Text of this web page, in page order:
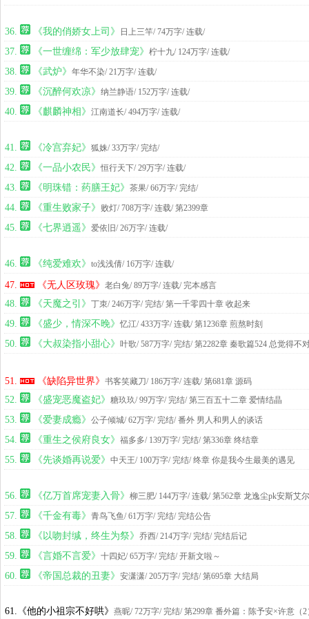
36. 《我的俏娇女上司》 日上三竿/ 74万字/ 连载/
37. 《一世缠绵：军少放肆宠》 柠十九/ 124万字/ 连载/
38. 《武炉》 年华不染/ 21万字/ 连载/
39. 《沉醉何欢凉》 纳兰静语/ 152万字/ 连载/
40. 《麒麟神相》 江南道长/ 494万字/ 连载/
41. 《冷宫弃妃》 狐姝/ 33万字/ 完结/
42. 《一品小农民》恒行天下/ 29万字/ 连载/
43. 《明珠错：药膳王妃》 茶果/ 66万字/ 完结/
44. 《重生败家子》 败灯/ 708万字/ 连载/ 第2399章
45. 《七界逍遥》 爱依旧/ 26万字/ 连载/
46. 《纯爱难欢》 to浅浅倩/ 16万字/ 连载/
47. 《无人区玫瑰》 老白兔/ 89万字/ 连载/ 完本感言
48. 《天魔之引》 丁朿/ 246万字/ 完结/ 第一千零四十章 收起来
49. 《盛少，情深不晚》忆江/ 433万字/ 连载/ 第1236章 煎熬时刻
50. 《大叔染指小甜心》 叶歌/ 587万字/ 完结/ 第2282章 秦歌篇524 总觉得不
51. 《缺陷异世界》 书客笑藏刀/ 186万字/ 连载/ 第681章 源码
52. 《盛宠恶魔盗妃》 糖玖玖/ 99万字/ 完结/ 第三百五十二章 爱情结晶
53. 《爱妻成瘾》 公子倾城/ 62万字/ 完结/ 番外 男人和男人的谈话
54. 《重生之侯府良女》 福多多/ 139万字/ 完结/ 第336章 终结章
55. 《先谈婚再说爱》 中天王/ 100万字/ 完结/ 终章 你是我今生最美的遇见
56. 《亿万首席宠妻入骨》 柳三肥/ 144万字/ 连载/ 第562章 龙逸尘pk安斯艾
57. 《千金有毒》 青鸟飞鱼/ 61万字/ 完结/ 完结公告
58. 《以吻封缄，终生为祭》 乔西/ 214万字/ 完结/ 完结后记
59. 《言婚不言爱》 十四妃/ 65万字/ 完结/ 开新文啦～
60. 《帝国总裁的丑妻》 安潇潇/ 205万字/ 完结/ 第695章 大结局
61.《他的小祖宗不好哄》 燕昵/ 72万字/ 完结/ 第299章 番外篇：陈予安×许意（2